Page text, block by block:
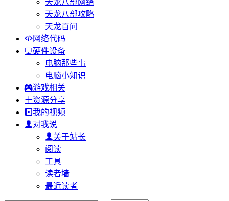
天龙八部网络
天龙八部攻略
天龙百问
网络代码
硬件设备
电脑那些事
电脑小知识
游戏相关
资源分享
我的视频
对我说
关于站长
阅读
工具
读者墙
最近读者